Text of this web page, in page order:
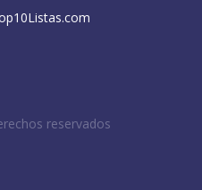
reservados